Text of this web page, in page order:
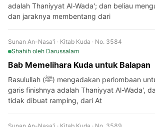
adalah Thaniyyat Al-Wada'; dan beliau
dan jaraknya membentang dari
Sunan An-Nasa'i · Kitab Kuda · No. 3584
Shahih oleh Darussalam
Bab Memelihara Kuda untuk Balapan
Rasulullah (ﷺ) mengadakan perlombaan untuk kuda yang telah dibuat ramping, dari Al-Hafya' dan
garis finishnya adalah Thaniyyat Al-Wada',
tidak dibuat ramping, dari At